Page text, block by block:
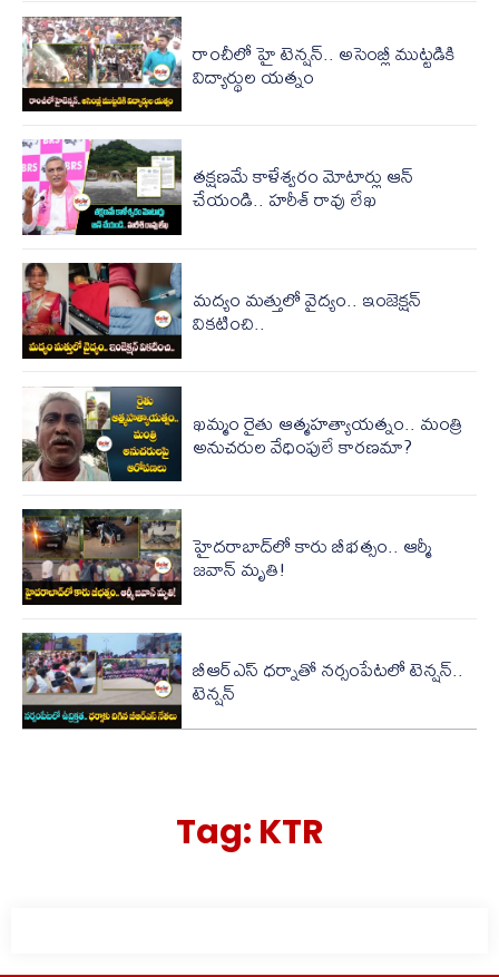
రాంచీలో హై టెన్షన్.. అసెంబ్లీ ముట్టడికి
విద్యార్థుల యత్నం
తక్షణమే కాళేశ్వరం మోటార్లు ఆన్
చేయండి.. హరీశ్ రావు లేఖ
మద్యం మత్తులో వైద్యం.. ఇంజెక్షన్
వికటించి..
ఖమ్మం రైతు ఆత్మహత్యాయత్నం.. మంత్రి
అనుచరుల వేధింపులే కారణమా?
హైదరాబాద్‌లో కారు బీభ‌త్సం.. ఆర్మీ
జ‌వాన్ మృతి!
బీఆర్ఎస్ ధర్నాతో నర్సంపేటలో టెన్షన్..
టెన్షన్
Tag: KTR